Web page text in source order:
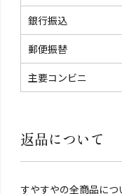
銀行振込
郵便振替
主要コンビニ
返品について
すやすやの全商品に